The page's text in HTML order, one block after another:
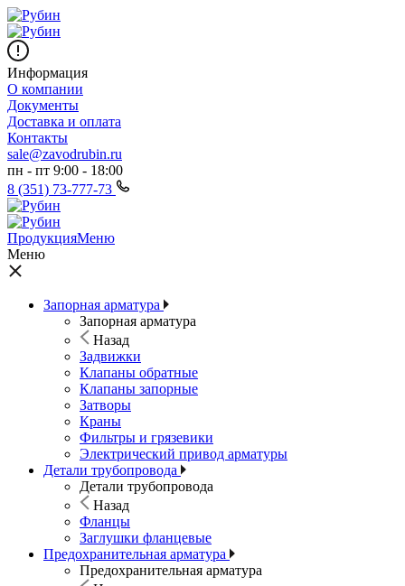
Информация
О компании
Документы
Доставка и оплата
Контакты
sale@zavodrubin.ru
пн - пт 9:00 - 18:00
8 (351) 73-777-73
ПродукцияМеню
Меню
Запорная арматура
Запорная арматура
Назад
Задвижки
Клапаны обратные
Клапаны запорные
Затворы
Краны
Фильтры и грязевики
Электрический привод арматуры
Детали трубопровода
Детали трубопровода
Назад
Фланцы
Заглушки фланцевые
Предохранительная арматура
Предохранительная арматура